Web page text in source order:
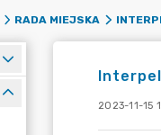
RADA MIEJSKA
2023-11-15